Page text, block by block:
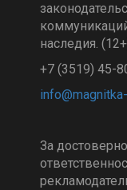
наследия.
+7 (3519) 45-
За